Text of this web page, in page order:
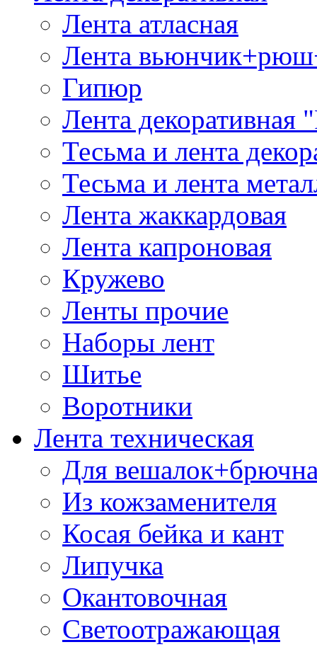
Лента атласная
Лента
Гипюр
Лента декоративная
Тесьма и лента
Тесьма и лента
Лента жаккардовая
Лента капроновая
Кружево
Ленты прочие
Наборы лент
Шитье
Воротники
Лента техническая
Для
Из кожзаменителя
Косая бейка и кант
Липучка
Окантовочная
Светоотражающая